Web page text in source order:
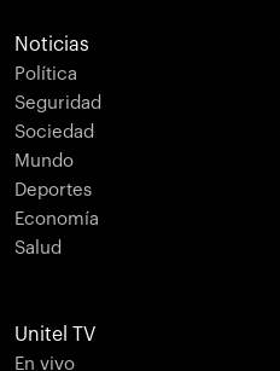
Noticias
Política
Seguridad
Sociedad
Mundo
Deportes
Economía
Salud
Unitel TV
En vivo